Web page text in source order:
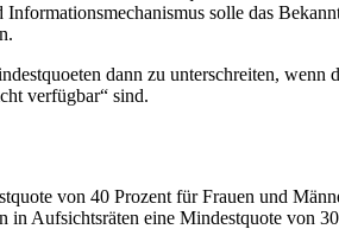
solle das
dann zu unterschreiten, wenn
verfügbar“ sind.
von 40 Prozent für Frauen und
in Aufsichtsräten eine Mindestquote von